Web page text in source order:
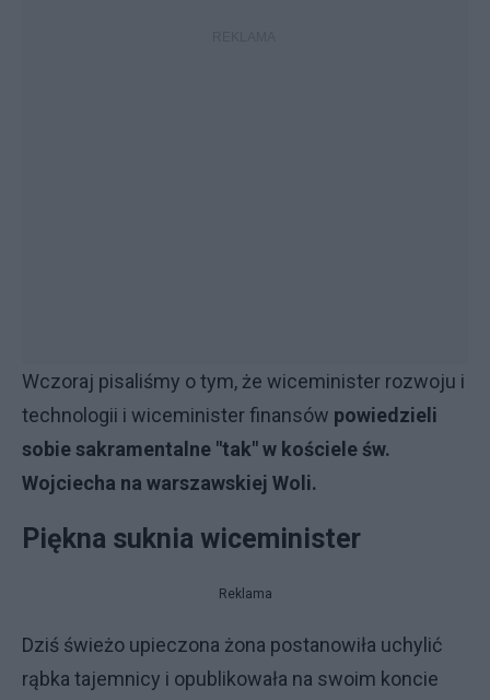
Wczoraj pisaliśmy o tym, że wiceminister rozwoju i
technologii i wiceminister finansów powiedzieli
sobie sakramentalne "tak" w kościele św.
Wojciecha na warszawskiej Woli.
Piękna suknia wiceminister
Reklama
Dziś świeżo upieczona żona postanowiła uchylić
rąbka tajemnicy i opublikowała na swoim koncie